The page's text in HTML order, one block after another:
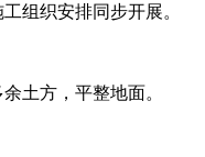
组织安排同步开展。
土方，平整地面。